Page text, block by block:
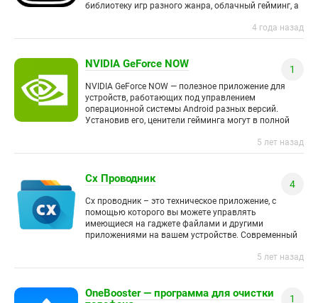
библиотеку игр разного жанра, облачный гейминг, а
4 года назад
NVIDIA GeForce NOW 1
NVIDIA GeForce NOW — полезное приложение для
устройств, работающих под управлением
операционной системы Android разных версий.
Установив его, ценители гейминга могут в полной
5 лет назад
Cx Проводник 4
Cx проводник – это техническое приложение, с
помощью которого вы можете управлять
имеющиеся на гаджете файлами и другими
приложениями на вашем устройстве. Современный
5 лет назад
OneBooster — программа для очистки
1